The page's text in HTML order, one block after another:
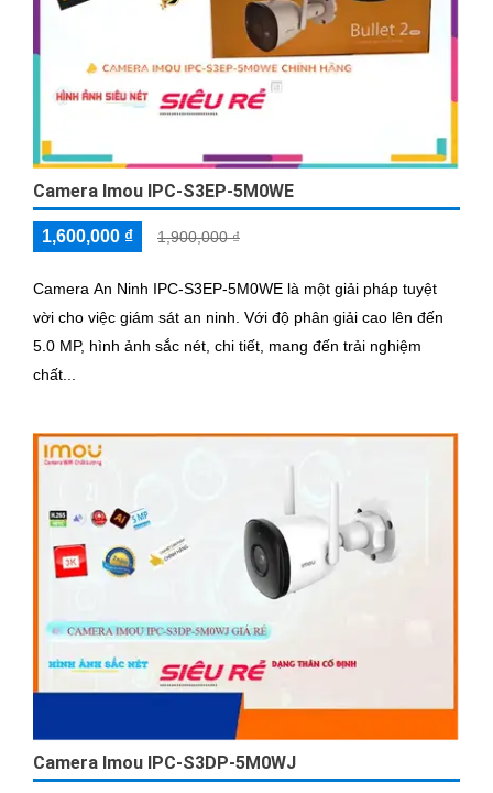
Camera Imou IPC-S3EP-5M0WE
1,600,000 ₫ 1,900,000 ₫
Camera An Ninh IPC-S3EP-5M0WE là một giải pháp tuyệt
vời cho việc giám sát an ninh. Với độ phân giải cao lên đến
5.0 MP, hình ảnh sắc nét, chi tiết, mang đến trải nghiệm
chất...
Camera Imou IPC-S3DP-5M0WJ